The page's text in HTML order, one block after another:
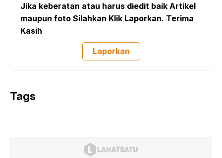
Jika keberatan atau harus diedit baik Artikel
maupun foto Silahkan Klik Laporkan. Terima
Kasih
Laporkan
Tags